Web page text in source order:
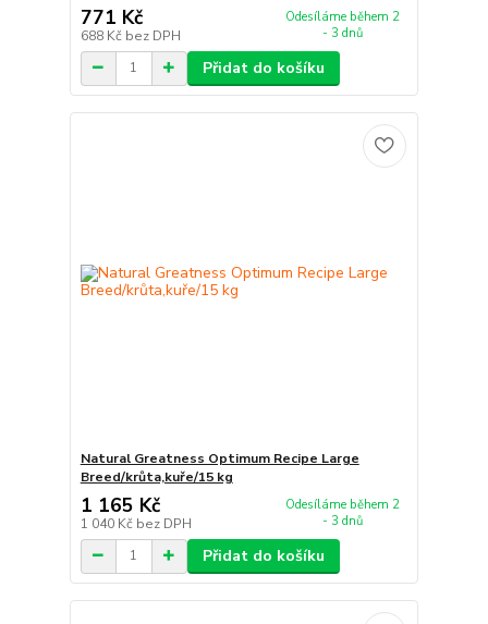
771 Kč
688 Kč bez DPH
Odesíláme během 2
- 3 dnů
Přidat do košíku
Natural Greatness Optimum Recipe Large
Breed/krůta,kuře/15 kg
1 165 Kč
1 040 Kč bez DPH
Odesíláme během 2
- 3 dnů
Přidat do košíku